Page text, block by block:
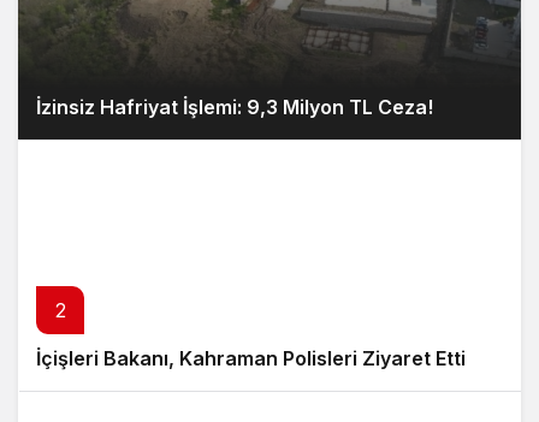
İzinsiz Hafriyat İşlemi: 9,3 Milyon TL Ceza!
2
İçişleri Bakanı, Kahraman Polisleri Ziyaret Etti